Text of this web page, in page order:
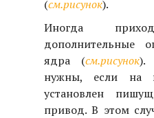
(см.рисунок).
Иногда
дополнительные
ядра (см.рисунок).
нужны, если на
установлен
привод. В этом